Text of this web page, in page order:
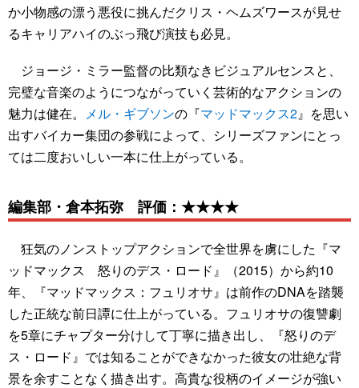
か小物感の漂う悪役に挑んだクリス・ヘムズワースが見せ
るキャリアハイのぶっ飛び演技も必見。
ジョージ・ミラー監督の比類なきビジュアルセンスと、
完璧な音楽のようにつながっていく芸術的なアクションの
魅力は健在。 メル・ギブソンの『マッドマックス2』を思い
出すバイカー集団の参戦によって、シリーズファンにとっ
ては二度おいしい一本に仕上がっている。
編集部・倉本拓弥 評価：★★★★
狂気のノンストップアクションで全世界を虜にした『マ
ッドマックス 怒りのデス・ロード』（2015）から約10
年、『マッドマックス：フュリオサ』は前作のDNAを踏襲
した正統な前日譚に仕上がっている。フュリオサの復讐劇
を5章にチャプター分けして丁寧に描き出し、『怒りのデ
ス・ロード』では知ることができなかった彼女の壮絶な背
景を余すことなく描き出す。高貴な役柄のイメージが強い